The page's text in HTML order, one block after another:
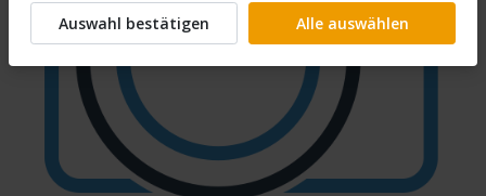
Auswahl bestätigen Alle auswählen